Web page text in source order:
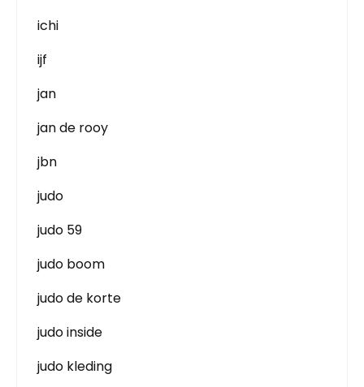
ichi
ijf
jan
jan de rooy
jbn
judo
judo 59
judo boom
judo de korte
judo inside
judo kleding